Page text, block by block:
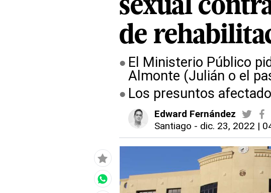
sexual
de
El Ministerio Público
Almonte (Julián o el
Los presuntos
Edward Fernández
Santiago - dic. 23, 2022 |